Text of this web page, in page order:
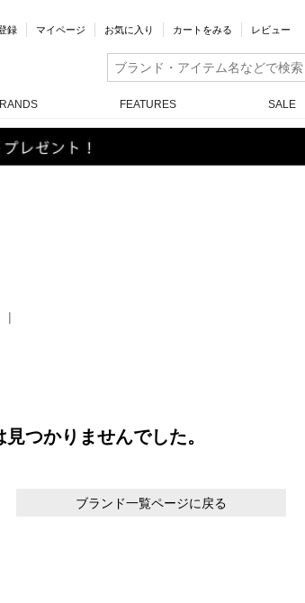
録 マイページ お気に入り カートをみる レビュー
FEATURES SALE
つかりませんでした。
ブランド一覧ページに戻る